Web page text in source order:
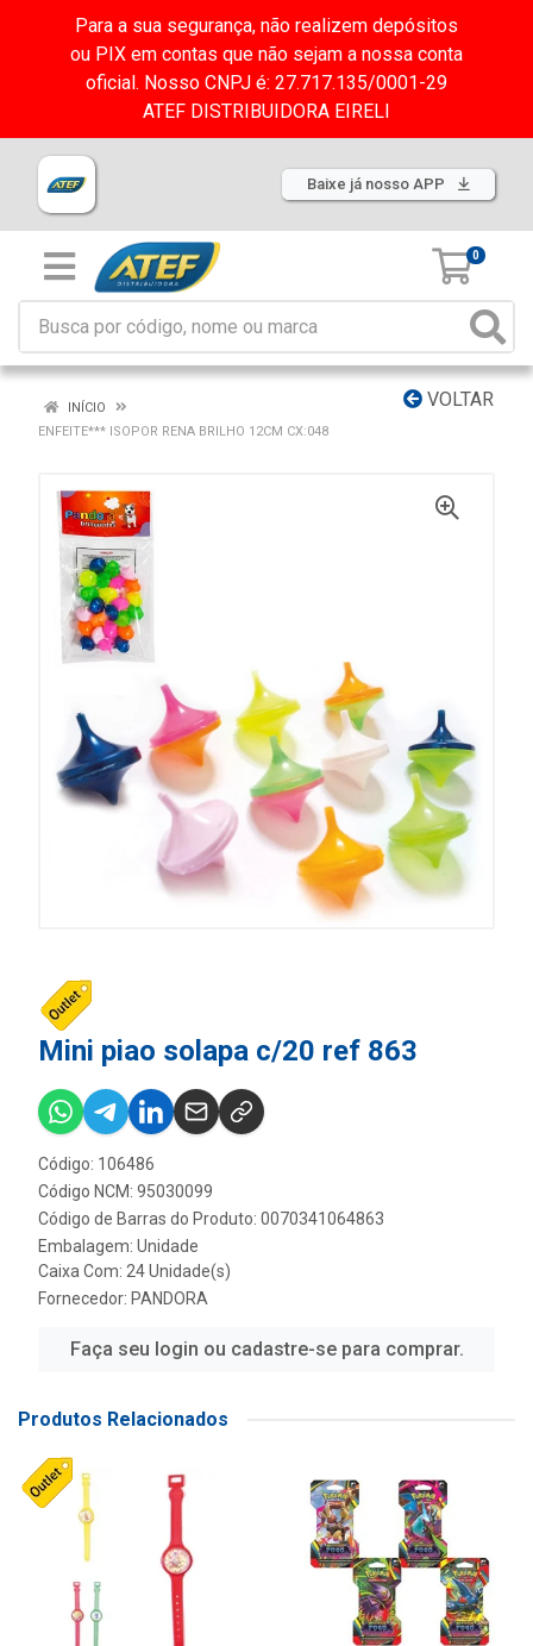
Para a sua segurança, não realizem depósitos
ou PIX em contas que não sejam a nossa conta
oficial. Nosso CNPJ é: 27.717.135/0001-29
ATEF DISTRIBUIDORA EIRELI
Baixe já nosso APP
0
VOLTAR
INÍCIO
ENFEITE*** ISOPOR RENA BRILHO 12CM CX:048
Mini piao solapa c/20 ref 863
Código: 106486
Código NCM: 95030099
Código de Barras do Produto: 0070341064863
Embalagem: Unidade
Caixa Com: 24 Unidade(s)
Fornecedor: PANDORA
Faça seu login ou cadastre-se para comprar.
Produtos Relacionados